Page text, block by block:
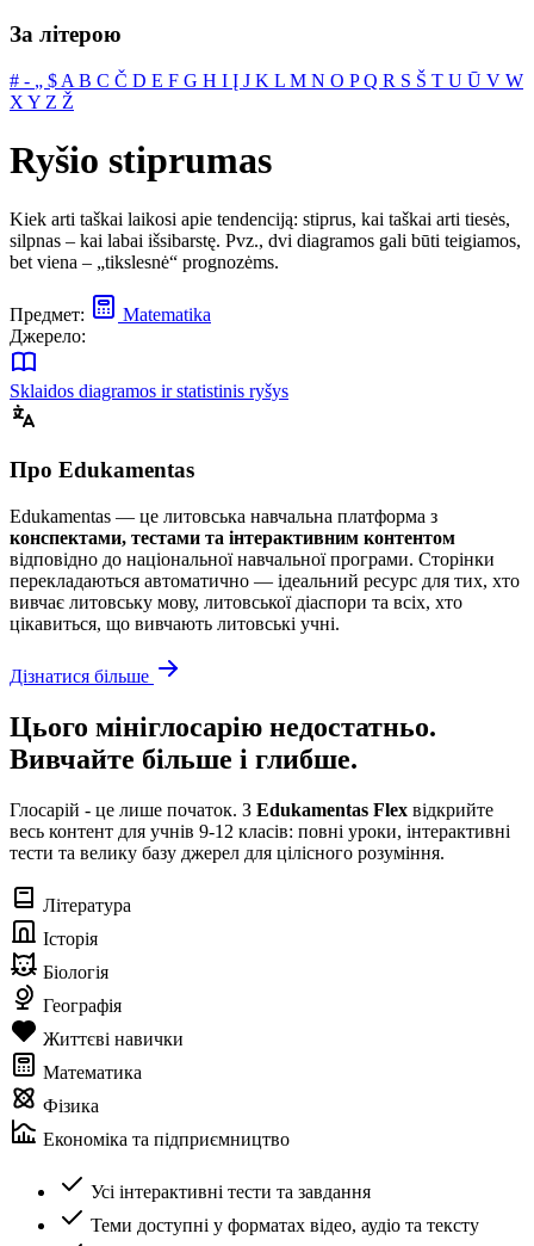
За літерою
# ‐ „ $ A B C Č D E F G H I Į J K L M N O PQ R S Š T U Ū V W
X Y Z Ž
Ryšio stiprumas
Kiek arti taškai laikosi apie tendenciją: stiprus, kai taškai arti tiesės,
silpnas – kai labai išsibarstę. Pvz., dvi diagramos gali būti teigiamos,
bet viena – „tikslesnė“ prognozėms.
Предмет:
Matematika
Джерело:
Sklaidos diagramos ir statistinis ryšys
Про Edukamentas
Edukamentas — це литовська навчальна платформа з
конспектами, тестами та інтерактивним контентом
відповідно до національної навчальної програми. Сторінки
перекладаються автоматично — ідеальний ресурс для тих, хто
вивчає литовську мову, литовської діаспори та всіх, хто
цікавиться, що вивчають литовські учні.
Дізнатися більше
Цього мініглосарію недостатньо.
Вивчайте більше і глибше.
Глосарій - це лише початок. З Edukamentas Flex відкрийте
весь контент для учнів 9-12 класів: повні уроки, інтерактивні
тести та велику базу джерел для цілісного розуміння.
Література
Історія
Біологія
Географія
Життєві навички
Математика
Фізика
Економіка та підприємництво
Усі інтерактивні тести та завдання
Теми доступні у форматах відео, аудіо та тексту